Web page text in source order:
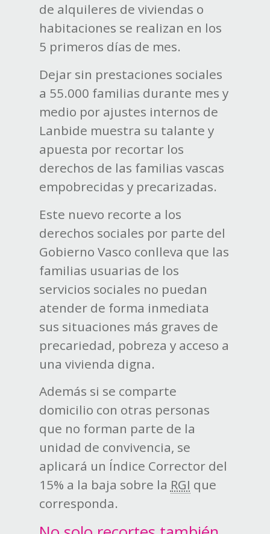
de alquileres de viviendas o
habitaciones se realizan en los
5 primeros días de mes.
Dejar sin prestaciones sociales
a 55.000 familias durante mes y
medio por ajustes internos de
Lanbide muestra su talante y
apuesta por recortar los
derechos de las familias vascas
empobrecidas y precarizadas.
Este nuevo recorte a los
derechos sociales por parte del
Gobierno Vasco conlleva que las
familias usuarias de los
servicios sociales no puedan
atender de forma inmediata
sus situaciones más graves de
precariedad, pobreza y acceso a
una vivienda digna.
Además si se comparte
domicilio con otras personas
que no forman parte de la
unidad de convivencia, se
aplicará un Índice Corrector del
15% a la baja sobre la RGI que
corresponda.